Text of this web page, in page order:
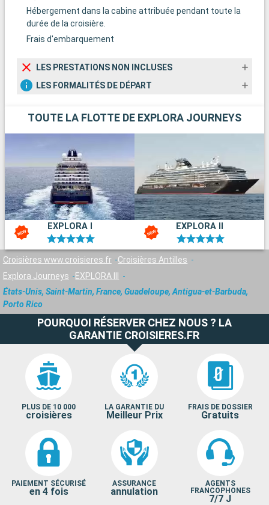
Hébergement dans la cabine attribuée pendant toute la
durée de la croisière.
Frais d'embarquement
LES PRESTATIONS NON INCLUSES
LES FORMALITÉS DE DÉPART
TOUTE LA FLOTTE DE EXPLORA JOURNEYS
EXPLORA I EXPLORA II
Croisières www.croisieres.fr
Croisières Antilles
Explora Journeys
EXPLORA III
États-Unis, Saint-Martin, France, Guadeloupe, Antigua-et-Barbuda,
Porto Rico
POURQUOI RÉSERVER CHEZ NOUS ? LA
GARANTIE CROISIERES.FR
PLUS DE 10 000
croisières
LA GARANTIE DU
Meilleur Prix
FRAIS DE DOSSIER
Gratuits
PAIEMENT SÉCURISÉ
en 4 fois
ASSURANCE
annulation
AGENTS
FRANCOPHONES
7/7 J